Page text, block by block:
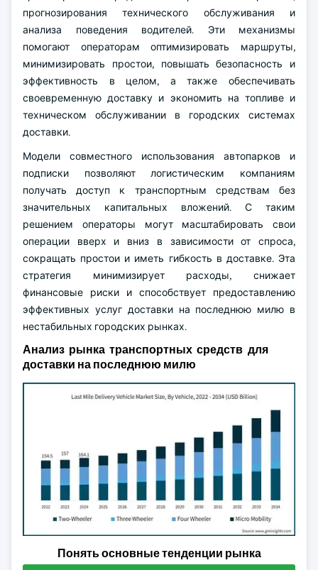
прогнозирования технического обслуживания и
анализа поведения водителей. Эти механизмы
помогают операторам оптимизировать маршруты,
минимизировать простои, повышать безопасность и
эффективность в целом, а также обеспечивать
своевременную доставку и экономить на топливе и
техническом обслуживании в городских системах
доставки.
Модели совместного использования автопарков и
подписки позволяют логистическим компаниям
получать доступ к транспортным средствам без
значительных капитальных вложений. С таким
решением операторы могут масштабировать свои
операции вверх и вниз в зависимости от спроса,
сокращать простои и иметь гибкость в доставке. Эта
стратегия минимизирует расходы, снижает
финансовые риски и способствует предоставлению
эффективных услуг доставки на последнюю милю в
нестабильных городских рынках.
Анализ рынка транспортных средств для
доставки на последнюю милю
Понять основные тенденции рынка